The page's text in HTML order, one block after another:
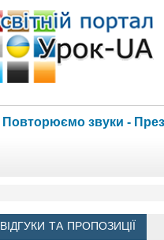
Повторюємо звуки -
ВІДГУКИ ТА ПРОПОЗИЦІЇ